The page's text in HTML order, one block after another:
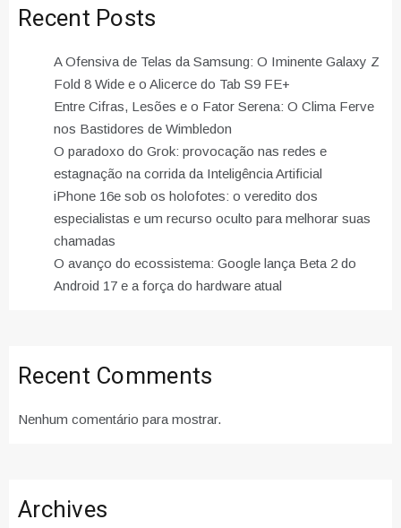
Recent Posts
A Ofensiva de Telas da Samsung: O Iminente Galaxy Z
Fold 8 Wide e o Alicerce do Tab S9 FE+
Entre Cifras, Lesões e o Fator Serena: O Clima Ferve
nos Bastidores de Wimbledon
O paradoxo do Grok: provocação nas redes e
estagnação na corrida da Inteligência Artificial
iPhone 16e sob os holofotes: o veredito dos
especialistas e um recurso oculto para melhorar suas
chamadas
O avanço do ecossistema: Google lança Beta 2 do
Android 17 e a força do hardware atual
Recent Comments
Nenhum comentário para mostrar.
Archives